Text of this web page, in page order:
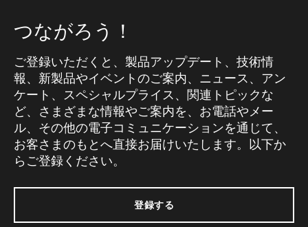
つながろう！
ご登録いただくと、製品アップデート、技術情
報、新製品やイベントのご案内、ニュース、アン
ケート、スペシャルプライス、関連トピックな
ど、さまざまな情報やご案内を、お電話やメー
ル、その他の電子コミュニケーションを通じて、
お客さまのもとへ直接お届けいたします。以下か
らご登録ください。
登録する